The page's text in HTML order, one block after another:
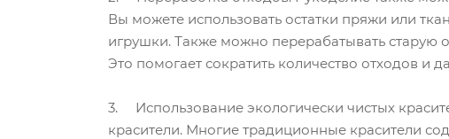
Вы можете использовать остатки пряжи или
игрушки. Также можно перерабатывать
Это помогает сократить количество отходов и
3. Использование экологически чистых
красители. Многие традиционные красители